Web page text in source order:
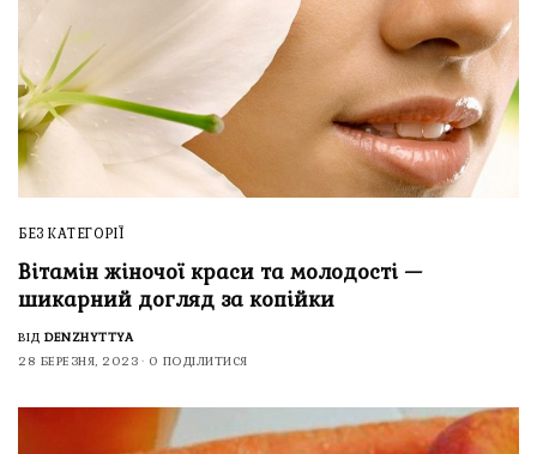
БЕЗ КАТЕГОРІЇ
Вітамін жіночої краси та молодості —
шикарний догляд за копійки
ВІД DENZHYTTYA
28 БЕРЕЗНЯ, 2023
0 ПОДІЛИТИСЯ